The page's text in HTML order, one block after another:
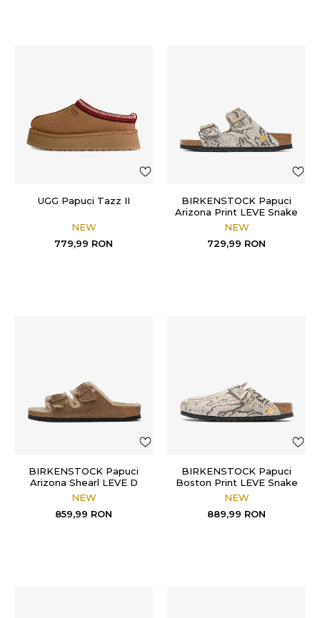
UGG Papuci Tazz II
NEW
779,99 RON
BIRKENSTOCK Papuci
Arizona Print LEVE Snake
Oyster
NEW
729,99 RON
BIRKENSTOCK Papuci
Arizona Shearl LEVE D
Tea LAF
NEW
859,99 RON
BIRKENSTOCK Papuci
Boston Print LEVE Snake
Oyster
NEW
889,99 RON